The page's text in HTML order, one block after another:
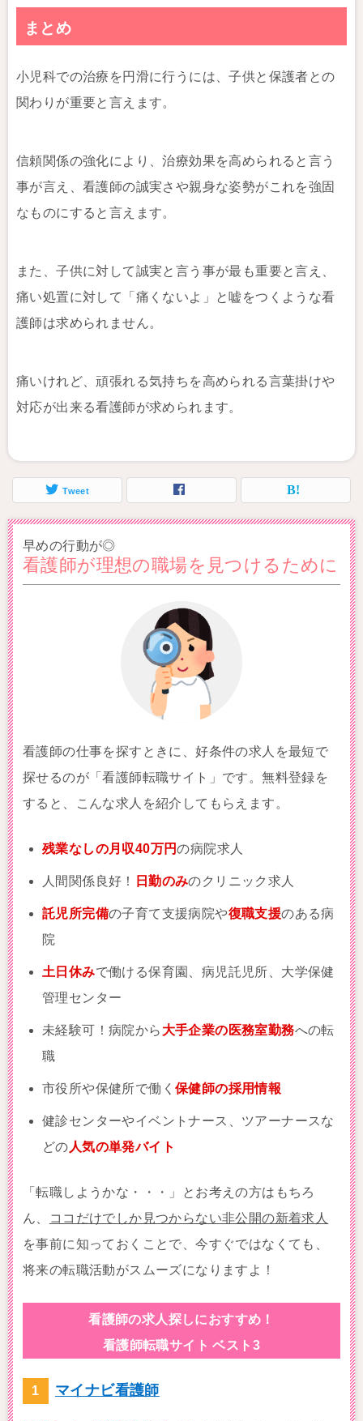
まとめ
小児科での治療を円滑に行うには、子供と保護者との
関わりが重要と言えます。
信頼関係の強化により、治療効果を高められると言う
事が言え、看護師の誠実さや親身な姿勢がこれを強固
なものにすると言えます。
また、子供に対して誠実と言う事が最も重要と言え、
痛い処置に対して「痛くないよ」と嘘をつくような看
護師は求められません。
痛いけれど、頑張れる気持ちを高められる言葉掛けや
対応が出来る看護師が求められます。
Tweet
早めの行動が◎
看護師が理想の職場を見つけるために
看護師の仕事を探すときに、好条件の求人を最短で
探せるのが「看護師転職サイト」です。無料登録を
すると、こんな求人を紹介してもらえます。
残業なしの月収40万円の病院求人
人間関係良好！ 日勤のみのクリニック求人
託児所完備の子育て支援病院や復職支援のある病
院
土日休みで働ける保育園、病児託児所、大学保健
管理センター
未経験可！病院から 大手企業の医務室勤務への転
職
市役所や保健所で働く 保健師の採用情報
健診センターやイベントナース、ツアーナースな
どの 人気の単発バイト
「転職しようかな・・・」とお考えの方はもちろ
ん、
ココだけでしか見つからない非公開の新着求人
を事前に知っておくことで、今すぐではなくても、
将来の転職活動がスムーズになりますよ！
看護師の求人探しにおすすめ！
看護師転職サイト ベスト3
マイナビ看護師